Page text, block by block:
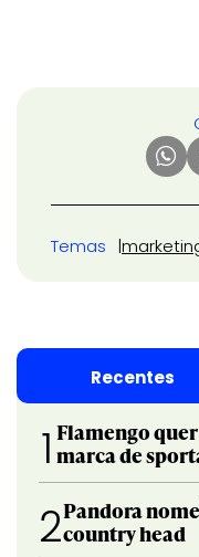
Temas
Recentes
1 Flamengo
marca de
2Pandora
country head